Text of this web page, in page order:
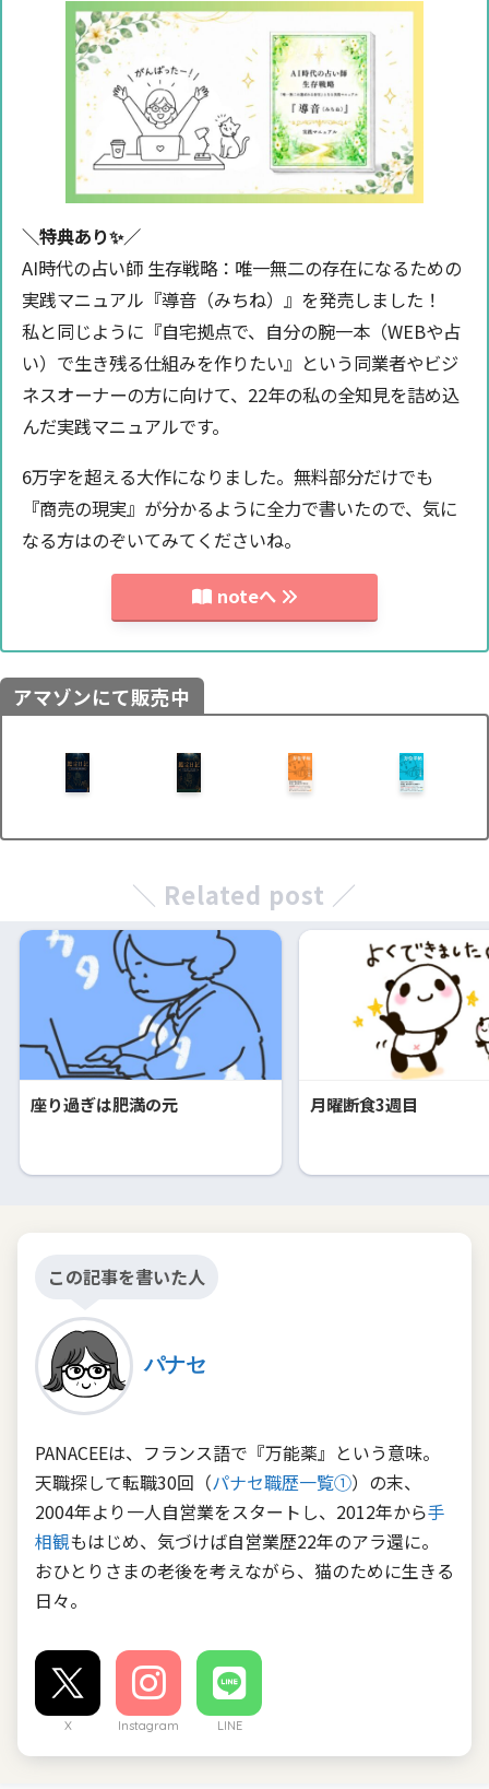
＼特典あり✨️／
AI時代の占い師 生存戦略：唯一無二の存在になるための
実践マニュアル『導音（みちね）』を発売しました！
私と同じように『自宅拠点で、自分の腕一本（WEBや占
い）で生き残る仕組みを作りたい』という同業者やビジ
ネスオーナーの方に向けて、22年の私の全知見を詰め込
んだ実践マニュアルです。
6万字を超える大作になりました。無料部分だけでも
『商売の現実』が分かるように全力で書いたので、気に
なる方はのぞいてみてくださいね。
noteへ
アマゾンにて販売中
＼ Related post ／
座り過ぎは肥満の元 月曜断食3週目
この記事を書いた人
パナセ
PANACEEは、フランス語で『万能薬』という意味。
天職探して転職30回（パナセ職歴一覧①）の末、
2004年より一人自営業をスタートし、2012年から手
相観もはじめ、気づけば自営業歴22年のアラ還に。
おひとりさまの老後を考えながら、猫のために生きる
日々。
X Instagram LINE